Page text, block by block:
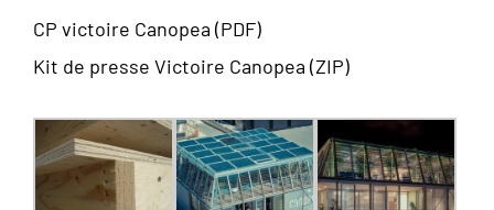
CP victoire Canopea (PDF)
Kit de presse Victoire Canopea (ZIP)